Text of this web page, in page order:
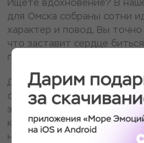
для Омска собраны сотни
характер и повод. Вы
что заставит сердце
году.
Для новых пользователей
специальное предложение:
за регистрацию и кешбэк до
каждой покупки. Все
нашем сайте.